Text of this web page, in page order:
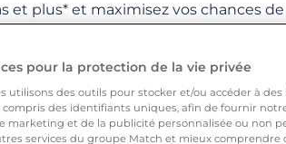
et plus* et maximisez vos chances
en Haute-Savoie présents
pour la protection de la vie privée
utilisons des outils pour stocker et/ou accéder à
compris des identifiants uniques, afin de fournir
marketing et de la publicité personnalisée ou non
services du groupe Match et mieux